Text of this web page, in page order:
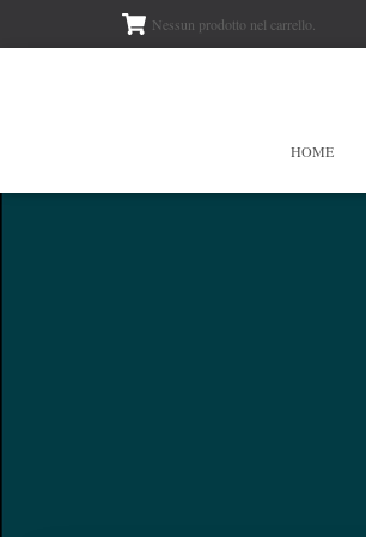
Nessun prodotto nel carrello.
HOME